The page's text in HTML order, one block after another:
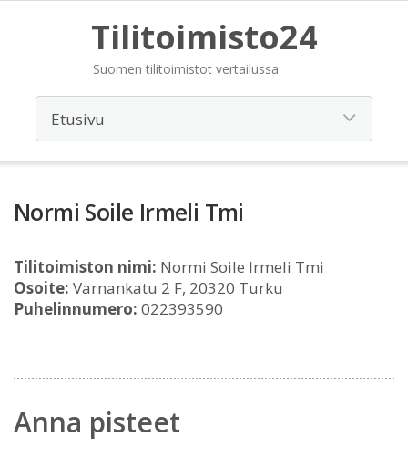
Tilitoimisto24
Suomen tilitoimistot vertailussa
Normi Soile Irmeli Tmi
Tilitoimiston nimi: Normi Soile Irmeli Tmi
Osoite: Varnankatu 2 F, 20320 Turku
Puhelinnumero: 022393590
Anna pisteet